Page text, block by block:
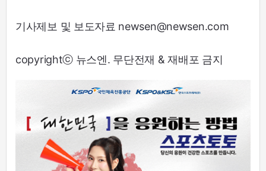
기사제보 및 보도자료 newsen@newsen.com
copyrightⓒ 뉴스엔. 무단전재 & 재배포 금지